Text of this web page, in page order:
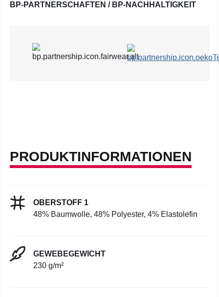
BP-PARTNERSCHAFTEN / BP-NACHHALTIGKEIT
PRODUKTINFORMATIONEN
OBERSTOFF 1
48% Baumwolle, 48% Polyester, 4% Elastolefin
GEWEBEGEWICHT
230 g/m²